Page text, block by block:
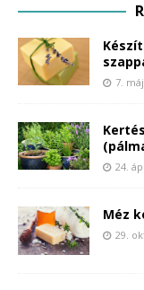
7.
24.
Méz
29.